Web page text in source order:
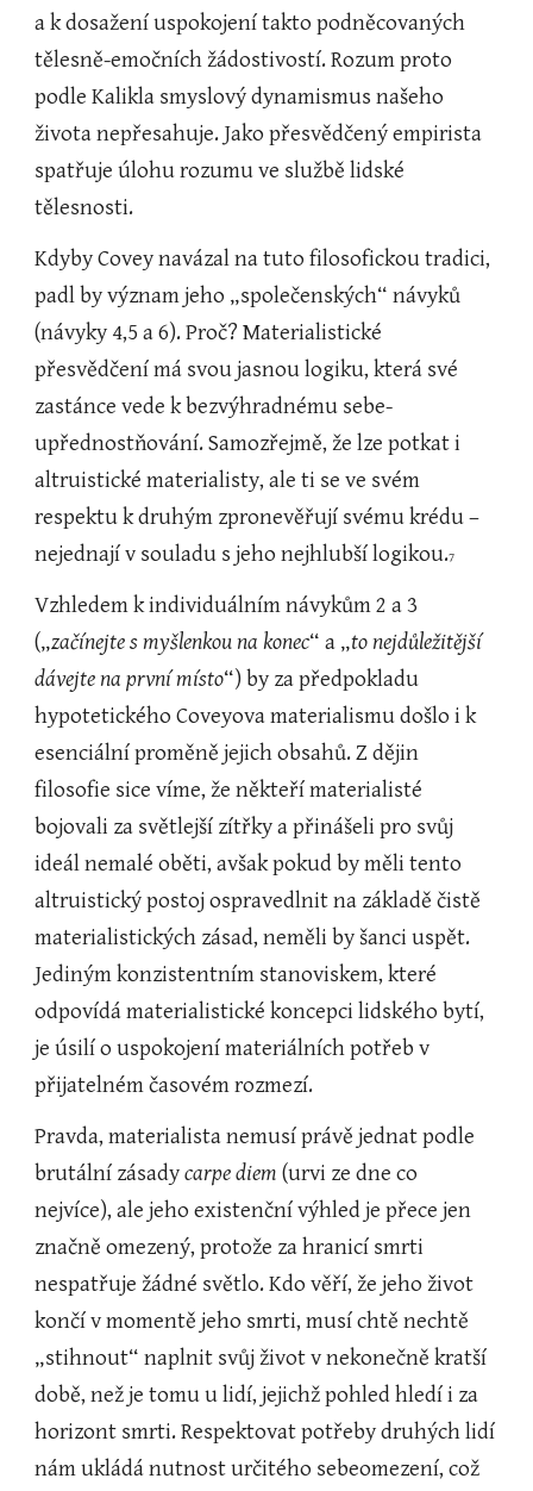
a k dosažení uspokojení takto podněcovaných
tělesně-emočních žádostivostí. Rozum proto
podle Kalikla smyslový dynamismus našeho
života nepřesahuje. Jako přesvědčený empirista
spatřuje úlohu rozumu ve službě lidské
tělesnosti.
Kdyby Covey navázal na tuto filosofickou tradici,
padl by význam jeho „společenských“ návyků
(návyky 4,5 a 6). Proč? Materialistické
přesvědčení má svou jasnou logiku, která své
zastánce vede k bezvýhradnému sebe-
upřednostňování. Samozřejmě, že lze potkat i
altruistické materialisty, ale ti se ve svém
respektu k druhým zpronevěřují svému krédu –
nejednají v souladu s jeho nejhlubší logikou.7
Vzhledem k individuálním návykům 2 a 3
(„začínejte s myšlenkou na konec“ a „to nejdůležitější
dávejte na první místo“) by za předpokladu
hypotetického Coveyova materialismu došlo i k
esenciální proměně jejich obsahů. Z dějin
filosofie sice víme, že někteří materialisté
bojovali za světlejší zítřky a přinášeli pro svůj
ideál nemalé oběti, avšak pokud by měli tento
altruistický postoj ospravedlnit na základě čistě
materialistických zásad, neměli by šanci uspět.
Jediným konzistentním stanoviskem, které
odpovídá materialistické koncepci lidského bytí,
je úsilí o uspokojení materiálních potřeb v
přijatelném časovém rozmezí.
Pravda, materialista nemusí právě jednat podle
brutální zásady carpe diem (urvi ze dne co
nejvíce), ale jeho existenční výhled je přece jen
značně omezený, protože za hranicí smrti
nespatřuje žádné světlo. Kdo věří, že jeho život
končí v momentě jeho smrti, musí chtě nechtě
„stihnout“ naplnit svůj život v nekonečně kratší
době, než je tomu u lidí, jejichž pohled hledí i za
horizont smrti. Respektovat potřeby druhých lidí
nám ukládá nutnost určitého sebeomezení, což